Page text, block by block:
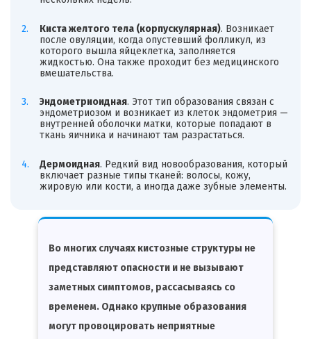
Киста желтого тела (корпускулярная). Возникает
после овуляции, когда опустевший фолликул, из
которого вышла яйцеклетка, заполняется
жидкостью. Она также проходит без медицинского
вмешательства.
Эндометриоидная. Этот тип образования связан с
эндометриозом и возникает из клеток эндометрия —
внутренней оболочки матки, которые попадают в
ткань яичника и начинают там разрастаться.
Дермоидная. Редкий вид новообразования, который
включает разные типы тканей: волосы, кожу,
жировую или кости, а иногда даже зубные элементы.
Во многих случаях кистозные структуры не
представляют опасности и не вызывают
заметных симптомов, рассасываясь со
временем. Однако крупные образования
могут провоцировать неприятные